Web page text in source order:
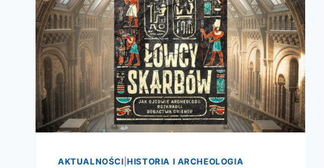
AKTUALNOŚCI |HISTORIA I ARCHEOLOGIA